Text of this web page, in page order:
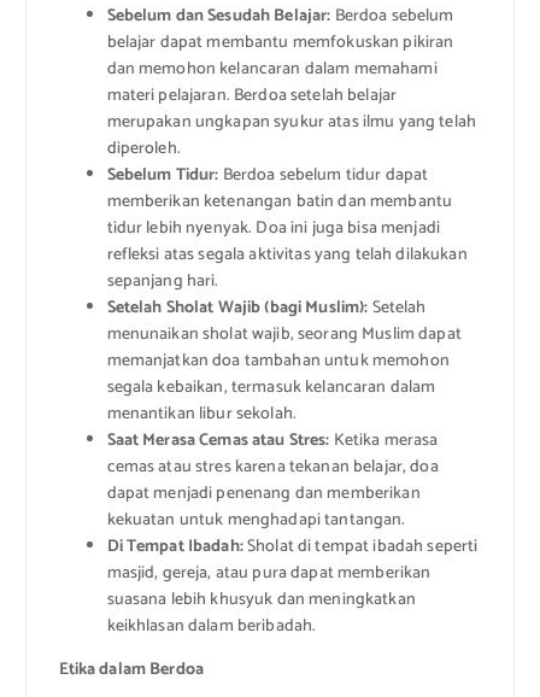
Sebelum dan Sesudah Belajar: Berdoa sebelum
belajar dapat membantu memfokuskan pikiran
dan memohon kelancaran dalam memahami
materi pelajaran. Berdoa setelah belajar
merupakan ungkapan syukur atas ilmu yang telah
diperoleh.
Sebelum Tidur: Berdoa sebelum tidur dapat
memberikan ketenangan batin dan membantu
tidur lebih nyenyak. Doa ini juga bisa menjadi
refleksi atas segala aktivitas yang telah dilakukan
sepanjang hari.
Setelah Sholat Wajib (bagi Muslim):Setelah
menunaikan sholat wajib, seorang Muslim dapat
memanjatkan doa tambahan untuk memohon
segala kebaikan, termasuk kelancaran dalam
menantikan libur sekolah.
Saat Merasa Cemas atau Stres: Ketika merasa
cemas atau stres karena tekanan belajar, doa
dapat menjadi penenang dan memberikan
kekuatan untuk menghadapi tantangan.
Di Tempat Ibadah:Sholat di tempat ibadah seperti
masjid, gereja, atau pura dapat memberikan
suasana lebih khusyuk dan meningkatkan
keikhlasan dalam beribadah.
Etika dalam Berdoa